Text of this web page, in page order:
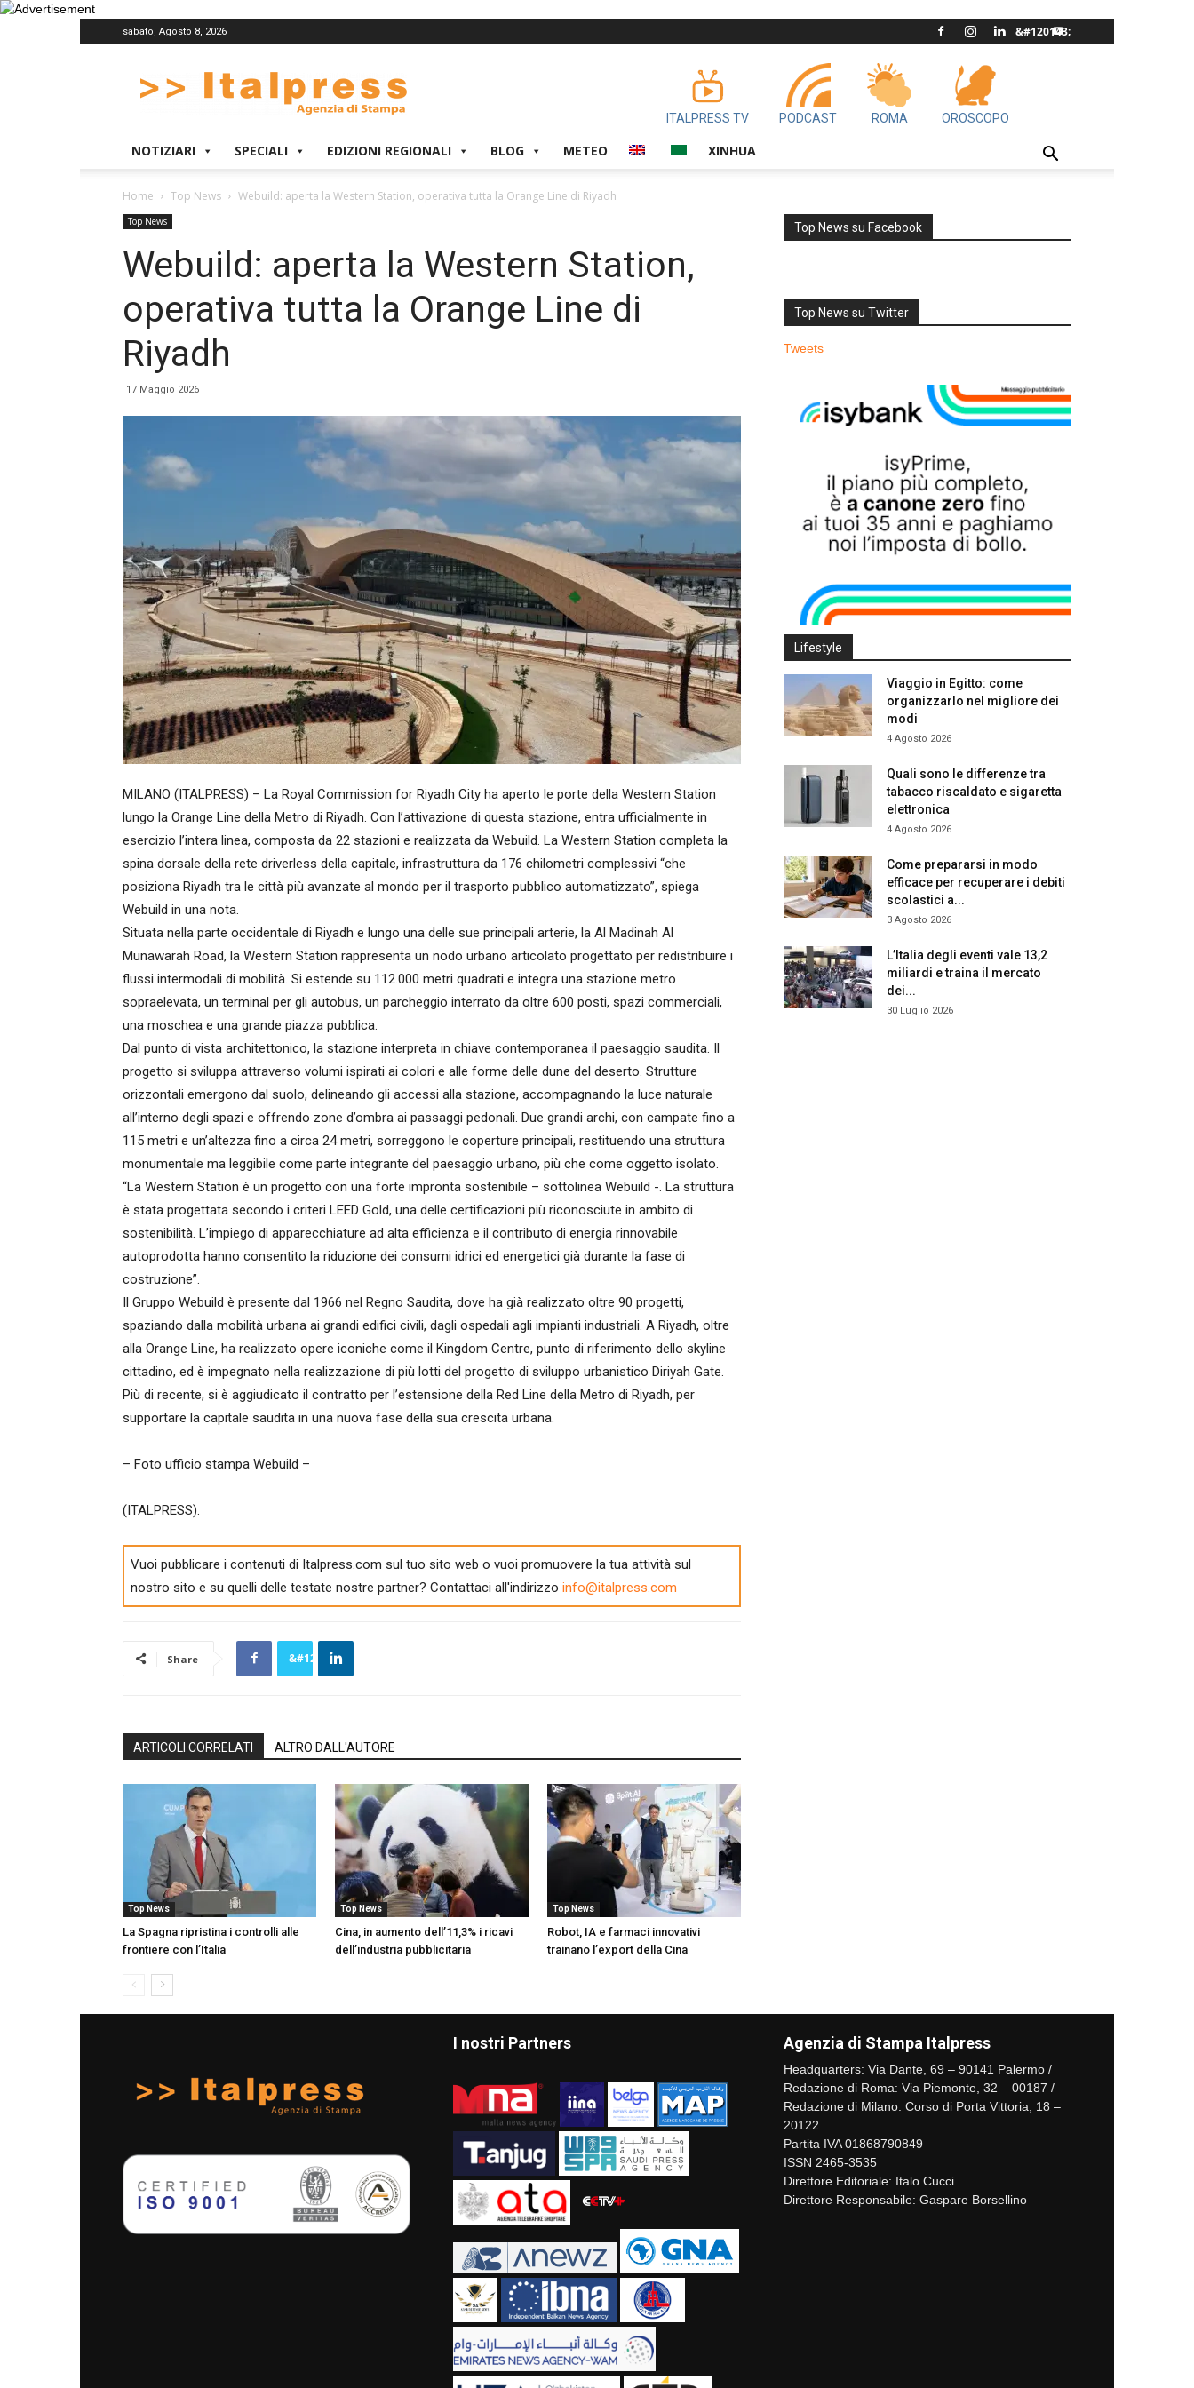
sabato, Agosto 8, 2026
ITALPRESS TV PODCAST ROMA OROSCOPO
NOTIZIARI SPECIALI EDIZIONI REGIONALI BLOG METEO XINHUA
Home Top News Webuild: aperta la Western Station, operativa tutta la Orange Line di Riyadh
Top News
Webuild: aperta la Western Station,
operativa tutta la Orange Line di
Riyadh
17 Maggio 2026
MILANO (ITALPRESS) – La Royal Commission for Riyadh City ha aperto le porte della Western Station
lungo la Orange Line della Metro di Riyadh. Con l’attivazione di questa stazione, entra ufficialmente in
esercizio l’intera linea, composta da 22 stazioni e realizzata da Webuild. La Western Station completa la
spina dorsale della rete driverless della capitale, infrastruttura da 176 chilometri complessivi “che
posiziona Riyadh tra le città più avanzate al mondo per il trasporto pubblico automatizzato”, spiega
Webuild in una nota.
Situata nella parte occidentale di Riyadh e lungo una delle sue principali arterie, la Al Madinah Al
Munawarah Road, la Western Station rappresenta un nodo urbano articolato progettato per redistribuire i
flussi intermodali di mobilità. Si estende su 112.000 metri quadrati e integra una stazione metro
sopraelevata, un terminal per gli autobus, un parcheggio interrato da oltre 600 posti, spazi commerciali,
una moschea e una grande piazza pubblica.
Dal punto di vista architettonico, la stazione interpreta in chiave contemporanea il paesaggio saudita. Il
progetto si sviluppa attraverso volumi ispirati ai colori e alle forme delle dune del deserto. Strutture
orizzontali emergono dal suolo, delineando gli accessi alla stazione, accompagnando la luce naturale
all’interno degli spazi e offrendo zone d’ombra ai passaggi pedonali. Due grandi archi, con campate fino a
115 metri e un’altezza fino a circa 24 metri, sorreggono le coperture principali, restituendo una struttura
monumentale ma leggibile come parte integrante del paesaggio urbano, più che come oggetto isolato.
“La Western Station è un progetto con una forte impronta sostenibile – sottolinea Webuild -. La struttura
è stata progettata secondo i criteri LEED Gold, una delle certificazioni più riconosciute in ambito di
sostenibilità. L’impiego di apparecchiature ad alta efficienza e il contributo di energia rinnovabile
autoprodotta hanno consentito la riduzione dei consumi idrici ed energetici già durante la fase di
costruzione”.
Il Gruppo Webuild è presente dal 1966 nel Regno Saudita, dove ha già realizzato oltre 90 progetti,
spaziando dalla mobilità urbana ai grandi edifici civili, dagli ospedali agli impianti industriali. A Riyadh, oltre
alla Orange Line, ha realizzato opere iconiche come il Kingdom Centre, punto di riferimento dello skyline
cittadino, ed è impegnato nella realizzazione di più lotti del progetto di sviluppo urbanistico Diriyah Gate.
Più di recente, si è aggiudicato il contratto per l’estensione della Red Line della Metro di Riyadh, per
supportare la capitale saudita in una nuova fase della sua crescita urbana.
– Foto ufficio stampa Webuild –
(ITALPRESS).
Vuoi pubblicare i contenuti di Italpress.com sul tuo sito web o vuoi promuovere la tua attività sul
nostro sito e su quelli delle testate nostre partner? Contattaci all'indirizzo info@italpress.com
Share
ARTICOLI CORRELATI ALTRO DALL'AUTORE
Top News
La Spagna ripristina i controlli alle
frontiere con l’Italia
Top News
Cina, in aumento dell’11,3% i ricavi
dell’industria pubblicitaria
Top News
Robot, IA e farmaci innovativi
trainano l’export della Cina
Top News su Facebook
Top News su Twitter
Tweets
Lifestyle
Viaggio in Egitto: come
organizzarlo nel migliore dei
modi
4 Agosto 2026
Quali sono le differenze tra
tabacco riscaldato e sigaretta
elettronica
4 Agosto 2026
Come prepararsi in modo
efficace per recuperare i debiti
scolastici a...
3 Agosto 2026
L’Italia degli eventi vale 13,2
miliardi e traina il mercato
dei...
30 Luglio 2026
I nostri Partners Agenzia di Stampa Italpress
Headquarters: Via Dante, 69 – 90141 Palermo /
Redazione di Roma: Via Piemonte, 32 – 00187 /
Redazione di Milano: Corso di Porta Vittoria, 18 –
20122
Partita IVA 01868790849
ISSN 2465-3535
Direttore Editoriale: Italo Cucci
Direttore Responsabile: Gaspare Borsellino